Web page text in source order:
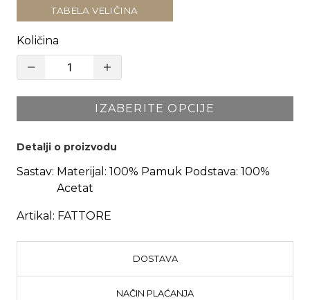
TABELA VELIČINA
Količina
IZABERITE OPCIJE
Detalji o proizvodu
Sastav: Materijal: 100% Pamuk Podstava: 100%
Acetat
Artikal: FATTORE
DOSTAVA
NAČIN PLAĆANJA